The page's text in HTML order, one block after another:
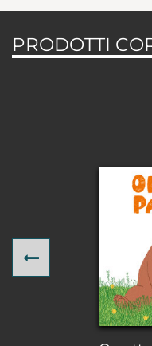
PRODOTTI
Previous